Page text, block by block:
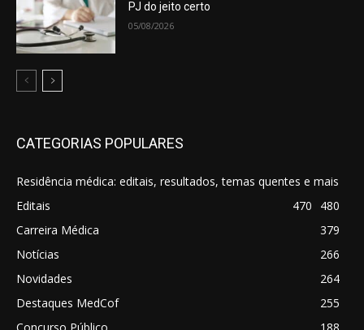
PJ do jeito certo
05/08/2026
CATEGORIAS POPULARES
Residência médica: editais, resultados, temas quentes e mais
480
Editais
470
Carreira Médica
379
Notícias
266
Novidades
264
Destaques MedCof
255